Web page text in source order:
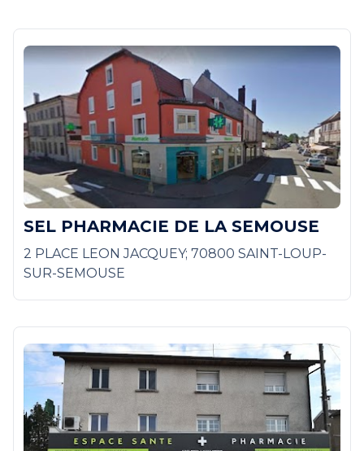
SEL PHARMACIE DE LA SEMOUSE
2 PLACE LEON JACQUEY; 70800 SAINT-LOUP-
SUR-SEMOUSE